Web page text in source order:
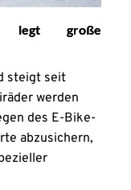
legt große
steigt seit
werden
des E-Bike-
abzusichern,